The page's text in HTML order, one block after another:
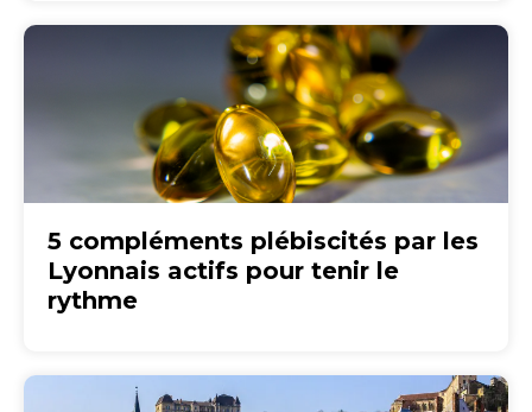
5 compléments plébiscités par les
Lyonnais actifs pour tenir le
rythme